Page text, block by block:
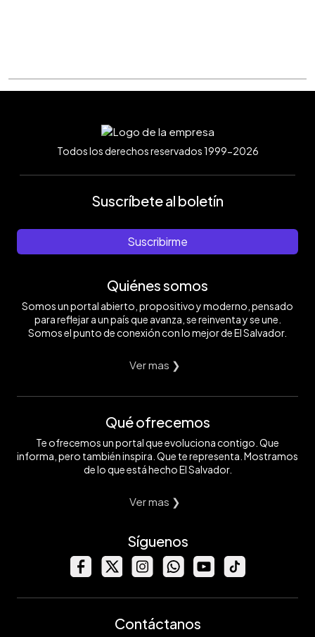
Todos los derechos reservados 1999-2026
Suscríbete al boletín
Suscribirme
Quiénes somos
Somos un portal abierto, propositivo y moderno, pensado
para reflejar a un país que avanza, se reinventa y se une.
Somos el punto de conexión con lo mejor de El Salvador.
Ver mas ❯
Qué ofrecemos
Te ofrecemos un portal que evoluciona contigo. Que
informa, pero también inspira. Que te representa. Mostramos
de lo que está hecho El Salvador.
Ver mas ❯
Síguenos
Contáctanos